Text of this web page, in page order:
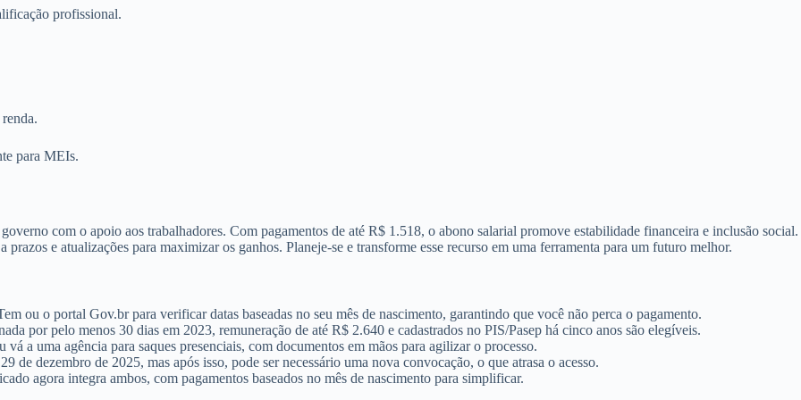
profissional.
para MEIs.
com o apoio aos trabalhadores. Com pagamentos de até R$ 1.518, o abono salarial promove estabilidade financeira e inclusão social.
e atualizações para maximizar os ganhos. Planeje-se e transforme esse recurso em uma ferramenta para um futuro melhor.
ou o portal Gov.br para verificar datas baseadas no seu mês de nascimento, garantindo que você não perca o pagamento.
por pelo menos 30 dias em 2023, remuneração de até R$ 2.640 e cadastrados no PIS/Pasep há cinco anos são elegíveis.
a uma agência para saques presenciais, com documentos em mãos para agilizar o processo.
de dezembro de 2025, mas após isso, pode ser necessário uma nova convocação, o que atrasa o acesso.
agora integra ambos, com pagamentos baseados no mês de nascimento para simplificar.